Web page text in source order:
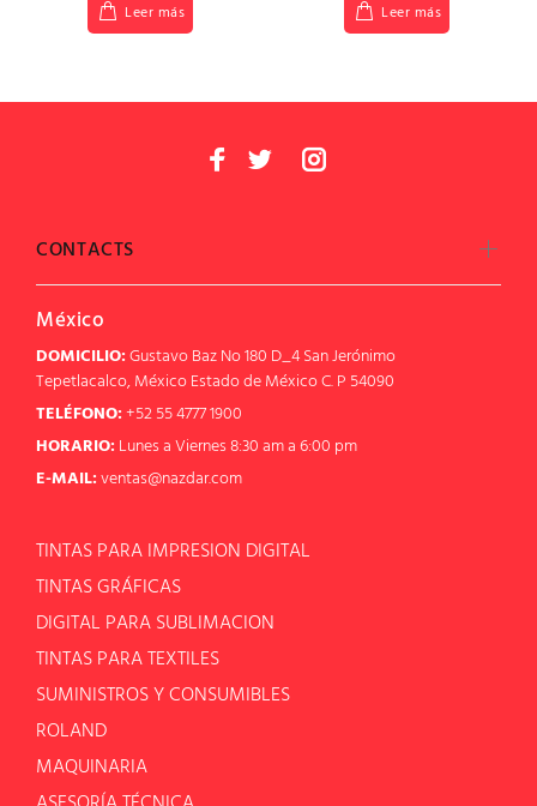
Leer más Leer más
CONTACTS
México
DOMICILIO:Gustavo Baz No 180 D_4 San Jerónimo
Tepetlacalco, México Estado de México C. P 54090
TELÉFONO:+52 55 4777 1900
HORARIO: Lunes a Viernes 8:30 am a 6:00 pm
E-MAIL:ventas@nazdar.com
TINTAS PARA IMPRESION DIGITAL
TINTAS GRÁFICAS
DIGITAL PARA SUBLIMACION
TINTAS PARA TEXTILES
SUMINISTROS Y CONSUMIBLES
ROLAND
MAQUINARIA